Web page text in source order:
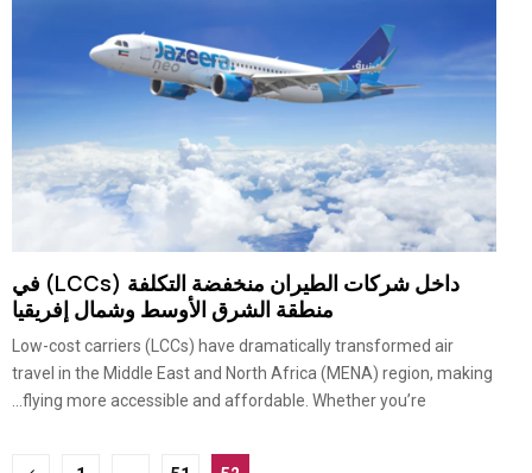
داخل شركات الطيران منخفضة التكلفة (LCCs) في
منطقة الشرق الأوسط وشمال إفريقيا
Low-cost carriers (LCCs) have dramatically transformed air
travel in the Middle East and North Africa (MENA) region, making
flying more accessible and affordable. Whether you’re...